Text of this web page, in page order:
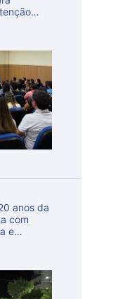
anos da
com
e